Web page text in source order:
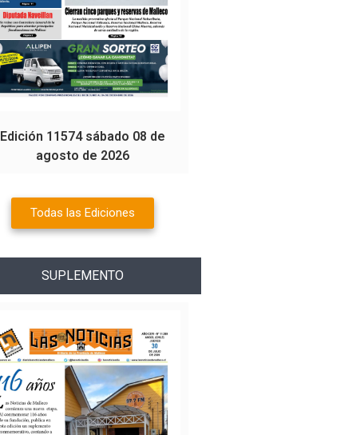
Edición 11574 sábado 08 de
agosto de 2026
Todas las Ediciones
SUPLEMENTO